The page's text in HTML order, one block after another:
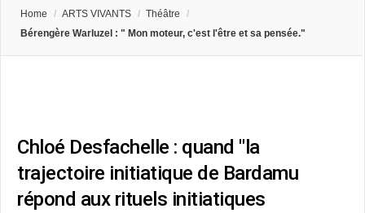
Home / ARTS VIVANTS / Théâtre
/
Bérengère Warluzel : " Mon moteur, c'est l'être et sa pensée."
Chloé Desfachelle : quand "la
trajectoire initiatique de Bardamu
répond aux rituels initiatiques